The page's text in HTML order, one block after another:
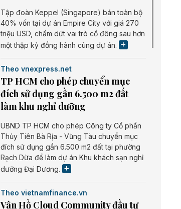
Tập đoàn Keppel (Singapore) bán toàn bộ
40% vốn tại dự án Empire City với giá 270
triệu USD, chấm dứt vai trò cổ đông sau hơn
một thập kỷ đồng hành cùng dự án.
Theo vnexpress.net
TP HCM cho phép chuyển mục
đích sử dụng gần 6.500 m2 đất
làm khu nghỉ dưỡng
UBND TP HCM cho phép Công ty Cổ phần
Thủy Tiên Bà Rịa - Vũng Tàu chuyển mục
đích sử dụng gần 6.500 m2 đất tại phường
Rạch Dừa để làm dự án Khu khách sạn nghỉ
dưỡng Đại Dương.
Theo vietnamfinance.vn
Vân Hồ Cloud Community đầu tư